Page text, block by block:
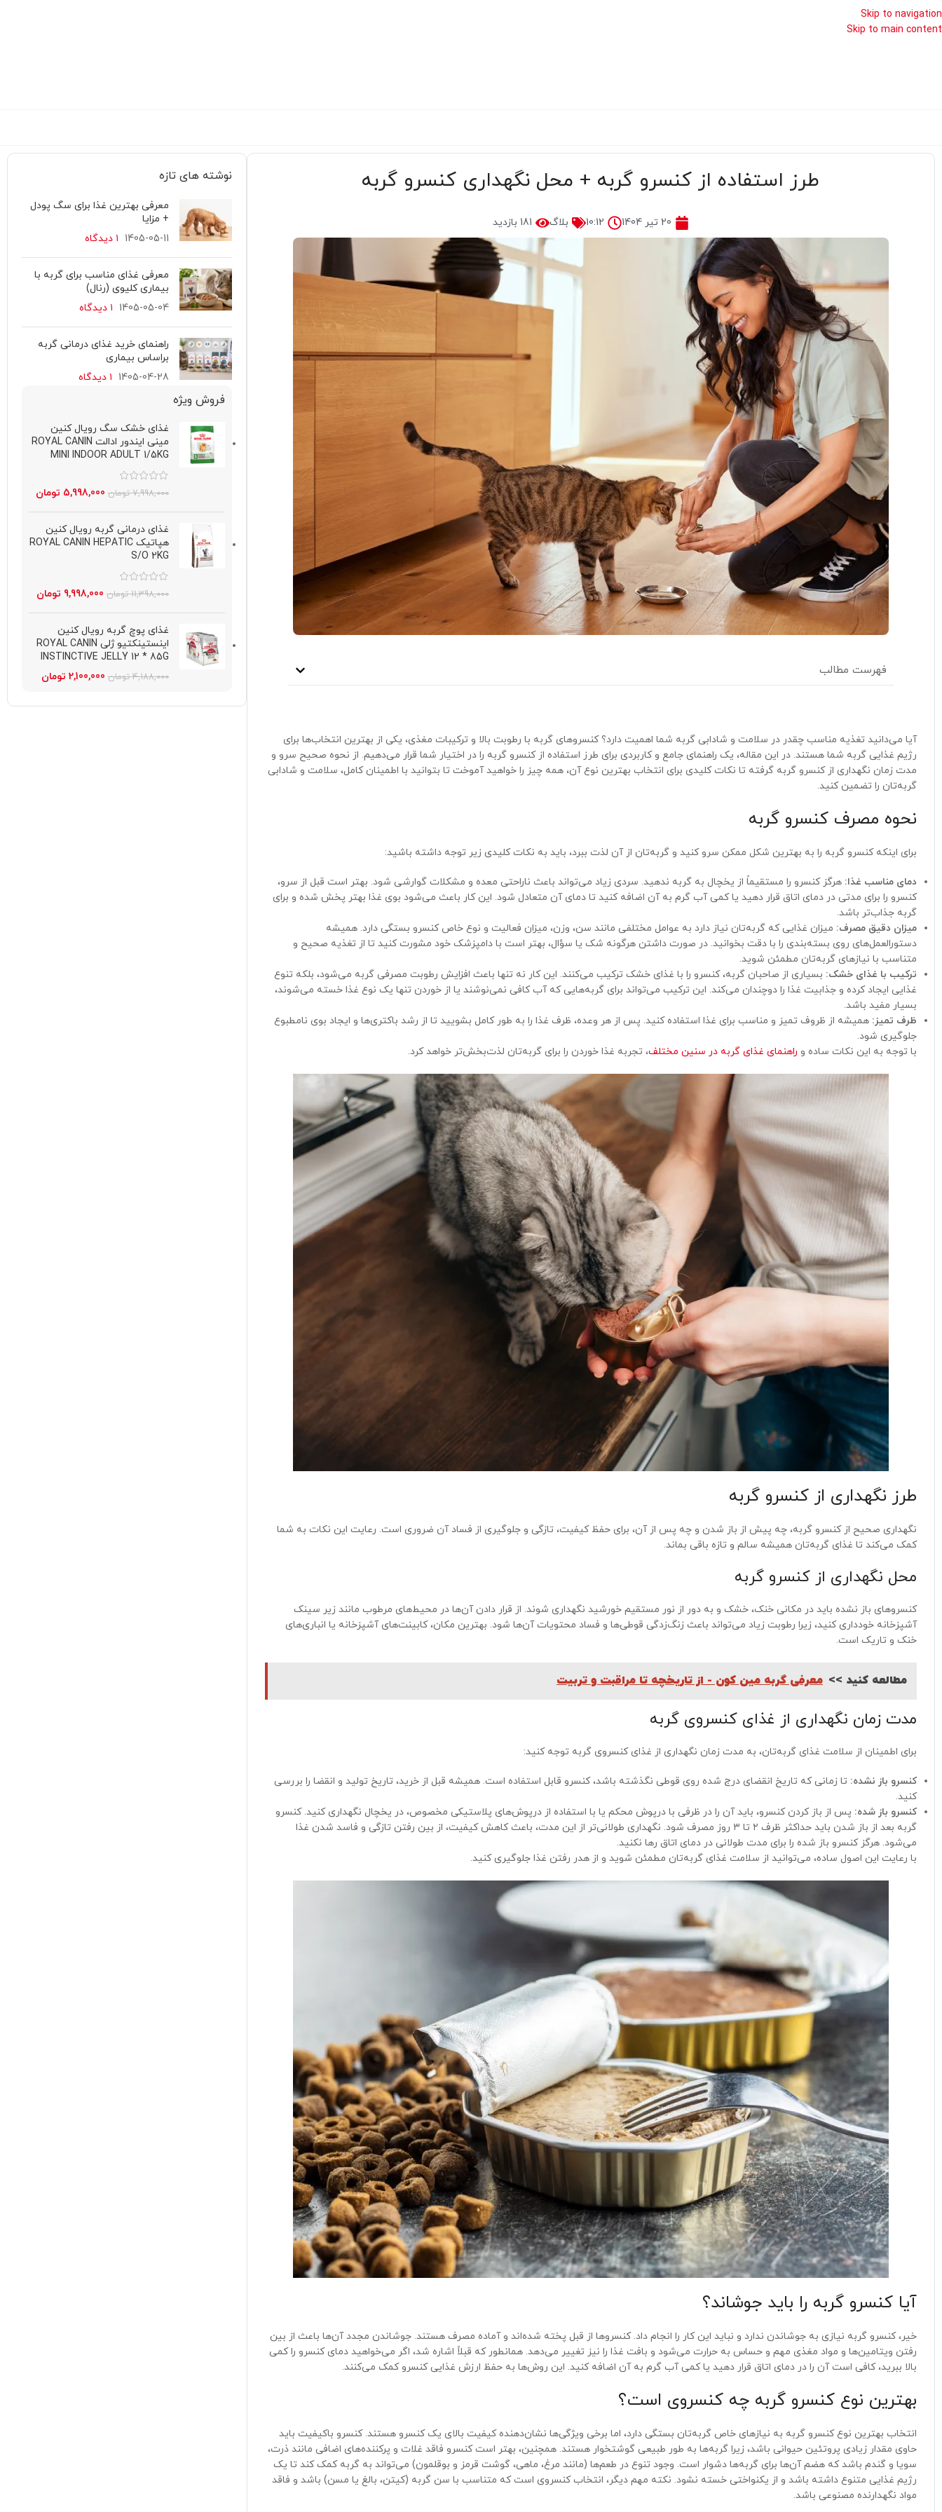
Skip to navigation
Skip to main content
نوشته های تازه
معرفی بهترین غذا برای سگ پودل
+ مزایا
1405-05-11 ۱ دیدگاه
معرفی غذای مناسب برای گربه با
بیماری کلیوی (رنال)
1405-05-04 ۱ دیدگاه
راهنمای خرید غذای درمانی گربه
براساس بیماری
1405-04-28 ۱ دیدگاه
فروش ویژه
غذای خشک سگ رویال کنین
مینی ایندور ادالت ROYAL CANIN
MINI INDOOR ADULT 1/5KG
7,998,000 تومان 5,998,000 تومان
غذای درمانی گربه رویال کنین
هپاتیک ROYAL CANIN HEPATIC
S/O 2KG
11,398,000 تومان 9,998,000 تومان
غذای پوچ گربه رویال کنین
اینستینکتیو ژلی ROYAL CANIN
INSTINCTIVE JELLY 12 * 85G
4,188,000 تومان 2,100,000 تومان
طرز استفاده از کنسرو گربه + محل نگهداری کنسرو گربه
20 تیر 1404 10:12 بلاگ 181 بازدید
فهرست مطالب
آیا می‌دانید تغذیه مناسب چقدر در سلامت و شادابی گربه شما اهمیت دارد؟ کنسروهای گربه با رطوبت بالا و ترکیبات مغذی، یکی از بهترین انتخاب‌ها برای
رژیم غذایی گربه شما هستند. در این مقاله، یک راهنمای جامع و کاربردی برای طرز استفاده از کنسرو گربه را در اختیار شما قرار می‌دهیم. از نحوه صحیح سرو و
مدت زمان نگهداری از کنسرو گربه گرفته تا نکات کلیدی برای انتخاب بهترین نوع آن، همه چیز را خواهید آموخت تا بتوانید با اطمینان کامل، سلامت و شادابی
گربه‌تان را تضمین کنید.
نحوه مصرف کنسرو گربه
برای اینکه کنسرو گربه را به بهترین شکل ممکن سرو کنید و گربه‌تان از آن لذت ببرد، باید به نکات کلیدی زیر توجه داشته باشید:
دمای مناسب غذا: هرگز کنسرو را مستقیماً از یخچال به گربه ندهید. سردی زیاد می‌تواند باعث ناراحتی معده و مشکلات گوارشی شود. بهتر است قبل از سرو،
کنسرو را برای مدتی در دمای اتاق قرار دهید یا کمی آب گرم به آن اضافه کنید تا دمای آن متعادل شود. این کار باعث می‌شود بوی غذا بهتر پخش شده و برای
گربه جذاب‌تر باشد.
میزان دقیق مصرف: میزان غذایی که گربه‌تان نیاز دارد به عوامل مختلفی مانند سن، وزن، میزان فعالیت و نوع خاص کنسرو بستگی دارد. همیشه
دستورالعمل‌های روی بسته‌بندی را با دقت بخوانید. در صورت داشتن هرگونه شک یا سؤال، بهتر است با دامپزشک خود مشورت کنید تا از تغذیه صحیح و
متناسب با نیازهای گربه‌تان مطمئن شوید.
ترکیب با غذای خشک: بسیاری از صاحبان گربه، کنسرو را با غذای خشک ترکیب می‌کنند. این کار نه تنها باعث افزایش رطوبت مصرفی گربه می‌شود، بلکه تنوع
غذایی ایجاد کرده و جذابیت غذا را دوچندان می‌کند. این ترکیب می‌تواند برای گربه‌هایی که آب کافی نمی‌نوشند یا از خوردن تنها یک نوع غذا خسته می‌شوند،
بسیار مفید باشد.
ظرف تمیز: همیشه از ظروف تمیز و مناسب برای غذا استفاده کنید. پس از هر وعده، ظرف غذا را به طور کامل بشویید تا از رشد باکتری‌ها و ایجاد بوی نامطبوع
جلوگیری شود.
با توجه به این نکات ساده و راهنمای غذای گربه در سنین مختلف، تجربه غذا خوردن را برای گربه‌تان لذت‌بخش‌تر خواهد کرد.
طرز نگهداری از کنسرو گربه
نگهداری صحیح از کنسرو گربه، چه پیش از باز شدن و چه پس از آن، برای حفظ کیفیت، تازگی و جلوگیری از فساد آن ضروری است. رعایت این نکات به شما
کمک می‌کند تا غذای گربه‌تان همیشه سالم و تازه باقی بماند.
محل نگهداری از کنسرو گربه
کنسروهای باز نشده باید در مکانی خنک، خشک و به دور از نور مستقیم خورشید نگهداری شوند. از قرار دادن آن‌ها در محیط‌های مرطوب مانند زیر سینک
آشپزخانه خودداری کنید، زیرا رطوبت زیاد می‌تواند باعث زنگ‌زدگی قوطی‌ها و فساد محتویات آن‌ها شود. بهترین مکان، کابینت‌های آشپزخانه یا انباری‌های
خنک و تاریک است.
مطالعه کنید >> معرفی گربه مین کون - از تاریخچه تا مراقبت و تربیت
مدت زمان نگهداری از غذای کنسروی گربه
برای اطمینان از سلامت غذای گربه‌تان، به مدت زمان نگهداری از غذای کنسروی گربه توجه کنید:
کنسرو باز نشده: تا زمانی که تاریخ انقضای درج شده روی قوطی نگذشته باشد، کنسرو قابل استفاده است. همیشه قبل از خرید، تاریخ تولید و انقضا را بررسی
کنید.
کنسرو باز شده: پس از باز کردن کنسرو، باید آن را در ظرفی با درپوش محکم یا با استفاده از درپوش‌های پلاستیکی مخصوص، در یخچال نگهداری کنید. کنسرو
گربه بعد از باز شدن باید حداکثر ظرف ۲ تا ۳ روز مصرف شود. نگهداری طولانی‌تر از این مدت، باعث کاهش کیفیت، از بین رفتن تازگی و فاسد شدن غذا
می‌شود. هرگز کنسرو باز شده را برای مدت طولانی در دمای اتاق رها نکنید.
با رعایت این اصول ساده، می‌توانید از سلامت غذای گربه‌تان مطمئن شوید و از هدر رفتن غذا جلوگیری کنید.
آیا کنسرو گربه را باید جوشاند؟
خیر، کنسرو گربه نیازی به جوشاندن ندارد و نباید این کار را انجام داد. کنسروها از قبل پخته شده‌اند و آماده مصرف هستند. جوشاندن مجدد آن‌ها باعث از بین
رفتن ویتامین‌ها و مواد مغذی مهم و حساس به حرارت می‌شود و بافت غذا را نیز تغییر می‌دهد. همانطور که قبلاً اشاره شد، اگر می‌خواهید دمای کنسرو را کمی
بالا ببرید، کافی است آن را در دمای اتاق قرار دهید یا کمی آب گرم به آن اضافه کنید. این روش‌ها به حفظ ارزش غذایی کنسرو کمک می‌کنند.
بهترین نوع کنسرو گربه چه کنسروی است؟
انتخاب بهترین نوع کنسرو گربه به نیازهای خاص گربه‌تان بستگی دارد، اما برخی ویژگی‌ها نشان‌دهنده کیفیت بالای یک کنسرو هستند. کنسرو باکیفیت باید
حاوی مقدار زیادی پروتئین حیوانی باشد، زیرا گربه‌ها به طور طبیعی گوشتخوار هستند. همچنین، بهتر است کنسرو فاقد غلات و پرکننده‌های اضافی مانند ذرت،
سویا و گندم باشد که هضم آن‌ها برای گربه‌ها دشوار است. وجود تنوع در طعم‌ها (مانند مرغ، ماهی، گوشت قرمز و بوقلمون) می‌تواند به گربه کمک کند تا یک
رژیم غذایی متنوع داشته باشد و از یکنواختی خسته نشود. نکته مهم دیگر، انتخاب کنسروی است که متناسب با سن گربه (کیتن، بالغ یا مسن) باشد و فاقد
مواد نگهدارنده مصنوعی باشد.